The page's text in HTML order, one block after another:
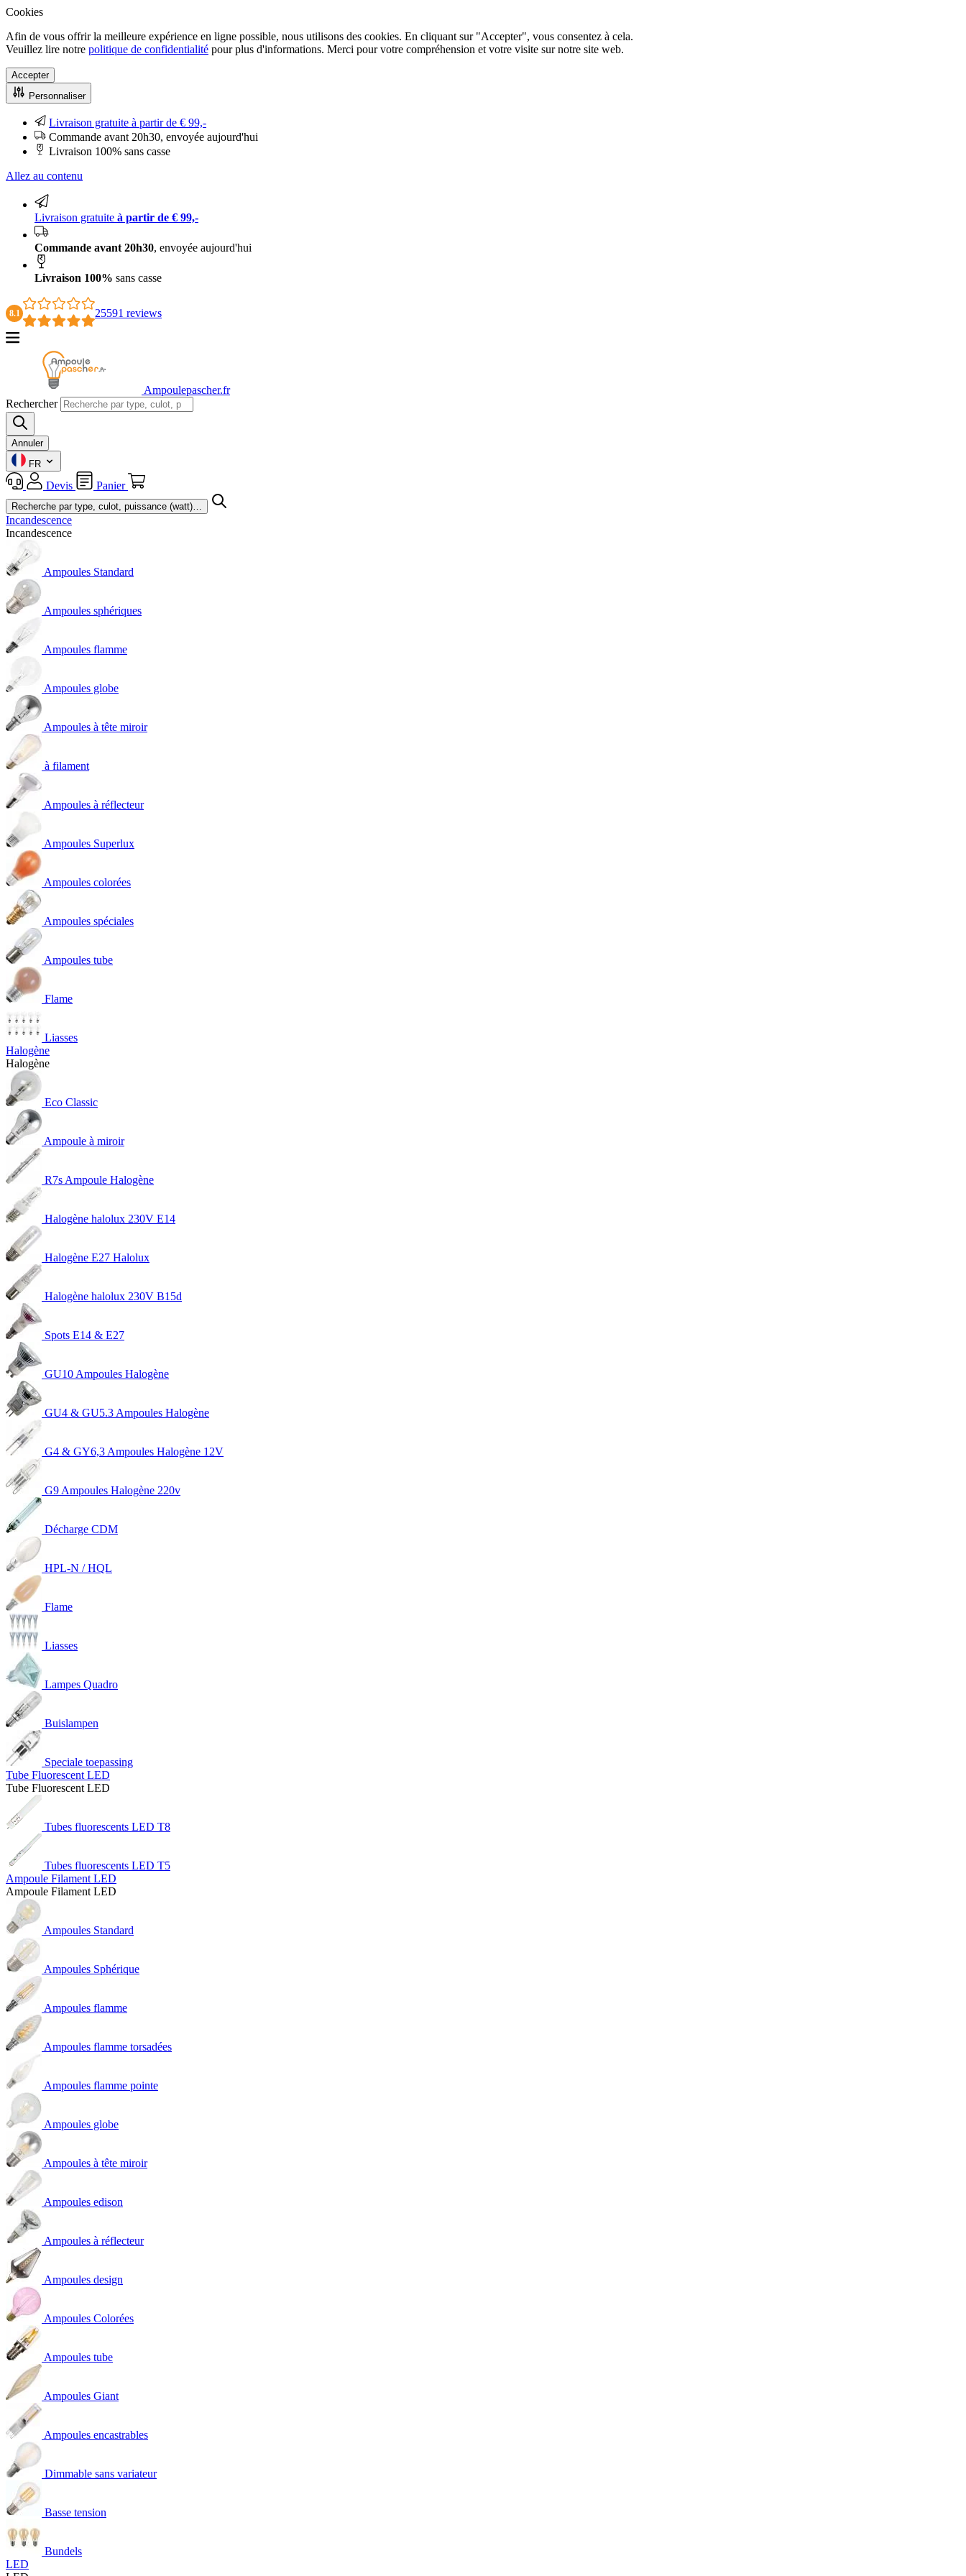
Cookies
Afin de vous offrir la meilleure expérience en ligne possible, nous utilisons des cookies. En cliquant sur "Accepter", vous consentez à cela.
Veuillez lire notre politique de confidentialité pour plus d'informations. Merci pour votre compréhension et votre visite sur notre site web.
Accepter
Personnaliser
Livraison gratuite à partir de € 99,-
Commande avant 20h30, envoyée aujourd'hui
Livraison 100% sans casse
Allez au contenu
Livraison gratuite à partir de € 99,-
Commande avant 20h30, envoyée aujourd'hui
Livraison 100% sans casse
8.1 25591 reviews
Ampoulepascher.fr
Rechercher
Annuler
FR
Devis Panier
Incandescence
Incandescence
Ampoules Standard
Ampoules sphériques
Ampoules flamme
Ampoules globe
Ampoules à tête miroir
à filament
Ampoules à réflecteur
Ampoules Superlux
Ampoules colorées
Ampoules spéciales
Ampoules tube
Flame
Liasses
Halogène
Halogène
Eco Classic
Ampoule à miroir
R7s Ampoule Halogène
Halogène halolux 230V E14
Halogène E27 Halolux
Halogène halolux 230V B15d
Spots E14 & E27
GU10 Ampoules Halogène
GU4 & GU5.3 Ampoules Halogène
G4 & GY6,3 Ampoules Halogène 12V
G9 Ampoules Halogène 220v
Décharge CDM
HPL-N / HQL
Flame
Liasses
Lampes Quadro
Buislampen
Speciale toepassing
Tube Fluorescent LED
Tube Fluorescent LED
Tubes fluorescents LED T8
Tubes fluorescents LED T5
Ampoule Filament LED
Ampoule Filament LED
Ampoules Standard
Ampoules Sphérique
Ampoules flamme
Ampoules flamme torsadées
Ampoules flamme pointe
Ampoules globe
Ampoules à tête miroir
Ampoules edison
Ampoules à réflecteur
Ampoules design
Ampoules Colorées
Ampoules tube
Ampoules Giant
Ampoules encastrables
Dimmable sans variateur
Basse tension
Bundels
LED